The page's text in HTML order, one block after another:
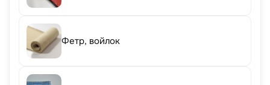
Фетр, войлок